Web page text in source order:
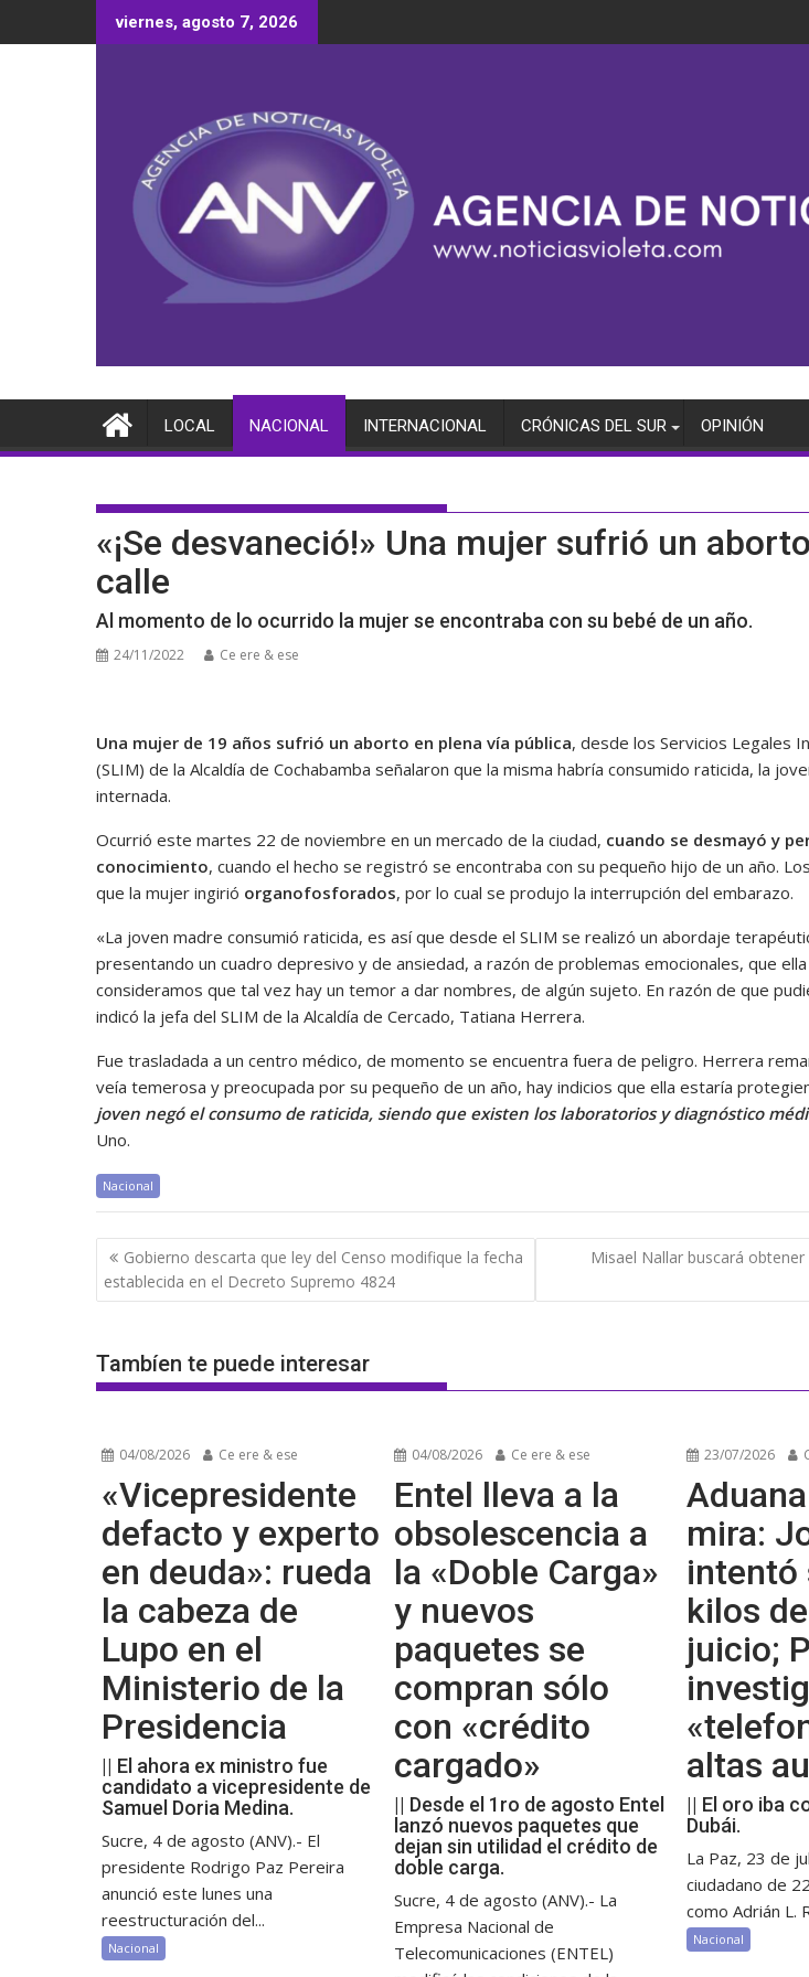
al
viernes, agosto 7, 2026
LOCAL NACIONAL INTERNACIONAL CRÓNICAS DEL SUR OPINIÓN
«¡Se desvaneció!» Una mujer sufrió un
calle
Al momento de lo ocurrido la mujer se encontraba con su bebé de un año.
24/11/2022 Ce ere & ese
Una mujer de 19 años sufrió un aborto en plena vía pública, desde los Servicios Legales
(SLIM) de la Alcaldía de Cochabamba señalaron que la misma habría consumido raticida, la
internada.
Ocurrió este martes 22 de noviembre en un mercado de la ciudad, cuando se desmayó y
conocimiento, cuando el hecho se registró se encontraba con su pequeño hijo de un año.
que la mujer ingirió organofosforados, por lo cual se produjo la interrupción del embarazo.
«La joven madre consumió raticida, es así que desde el SLIM se realizó un abordaje
presentando un cuadro depresivo y de ansiedad, a razón de problemas emocionales, que
consideramos que tal vez hay un temor a dar nombres, de algún sujeto. En razón de que
indicó la jefa del SLIM de la Alcaldía de Cercado, Tatiana Herrera.
Fue trasladada a un centro médico, de momento se encuentra fuera de peligro. Herrera
veía temerosa y preocupada por su pequeño de un año, hay indicios que ella estaría
joven negó el consumo de raticida, siendo que existen los laboratorios y diagnóstico
Uno.
Nacional
Navegación
de
entradas
Gobierno descarta que ley del Censo modifique la fecha
establecida en el Decreto Supremo 4824
Misael Nallar buscará
Tambíen te puede interesar
04/08/2026 Ce ere & ese
«Vicepresidente
defacto y experto
en deuda»: rueda
la cabeza de
Lupo en el
Ministerio de la
Presidencia
|| El ahora ex ministro fue
candidato a vicepresidente de
Samuel Doria Medina.
Sucre, 4 de agosto (ANV).- El
presidente Rodrigo Paz Pereira
anunció este lunes una
reestructuración del...
Nacional
04/08/2026 Ce ere & ese
Entel lleva a la
obsolescencia a
la «Doble Carga»
y nuevos
paquetes se
compran sólo
con «crédito
cargado»
|| Desde el 1ro de agosto Entel
lanzó nuevos paquetes que
dejan sin utilidad el crédito de
doble carga.
Sucre, 4 de agosto (ANV).- La
Empresa Nacional de
Telecomunicaciones (ENTEL)
23/07/2026
mira:
intentó
kilos
juicio;
altas
|| El oro iba
Dubái.
La Paz, 23 de
ciudadano de
como Adrián L.
Nacional